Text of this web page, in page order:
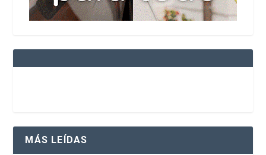
MÁS LEÍDAS